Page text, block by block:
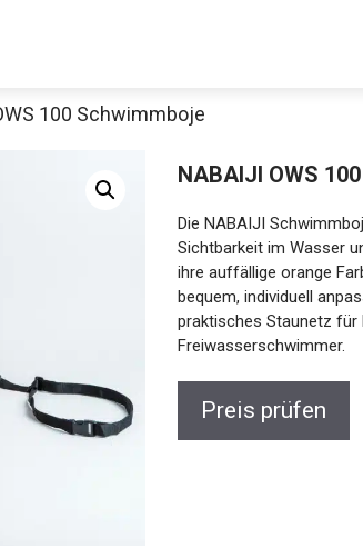
100 Schwimmboje
NABAIJI OWS
Die NABAIJI
Sichtbarkeit im Wasser
ihre auffällige orange
bequem, individuell
praktisches Staunetz für
Freiwasserschwimmer.
Preis prüfen
Jetzt